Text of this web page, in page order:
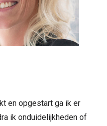
en opgestart ga ik er
ik onduidelijkheden of